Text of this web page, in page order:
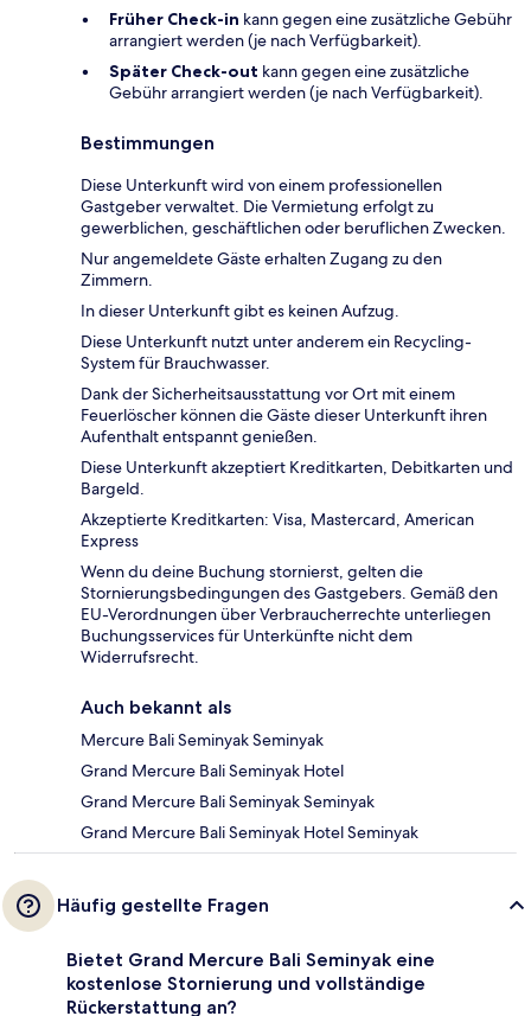
Früher Check-in kann gegen eine zusätzliche Gebühr
arrangiert werden (je nach Verfügbarkeit).
Später Check-out kann gegen eine zusätzliche
Gebühr arrangiert werden (je nach Verfügbarkeit).
Bestimmungen
Diese Unterkunft wird von einem professionellen
Gastgeber verwaltet. Die Vermietung erfolgt zu
gewerblichen, geschäftlichen oder beruflichen Zwecken.
Nur angemeldete Gäste erhalten Zugang zu den
Zimmern.
In dieser Unterkunft gibt es keinen Aufzug.
Diese Unterkunft nutzt unter anderem ein Recycling-
System für Brauchwasser.
Dank der Sicherheitsausstattung vor Ort mit einem
Feuerlöscher können die Gäste dieser Unterkunft ihren
Aufenthalt entspannt genießen.
Diese Unterkunft akzeptiert Kreditkarten, Debitkarten und
Bargeld.
Akzeptierte Kreditkarten: Visa, Mastercard, American
Express
Wenn du deine Buchung stornierst, gelten die
Stornierungsbedingungen des Gastgebers. Gemäß den
EU-Verordnungen über Verbraucherrechte unterliegen
Buchungsservices für Unterkünfte nicht dem
Widerrufsrecht.
Auch bekannt als
Mercure Bali Seminyak Seminyak
Grand Mercure Bali Seminyak Hotel
Grand Mercure Bali Seminyak Seminyak
Grand Mercure Bali Seminyak Hotel Seminyak
Häufig gestellte Fragen
Bietet Grand Mercure Bali Seminyak eine
kostenlose Stornierung und vollständige
Rückerstattung an?